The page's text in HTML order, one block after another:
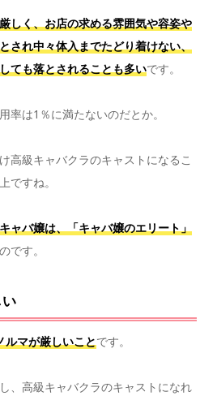
しく、お店の求める雰囲気や容姿や
され中々体入までたどり着けない、
ても落とされることも多いです。
率は1％に満たないのだとか。
高級キャバクラのキャストになるこ
ですね。
ャバ嬢は、「キャバ嬢のエリート」
です。
ルマが厳しいことです。
、高級キャバクラのキャストになれ